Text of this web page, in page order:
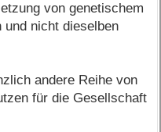
von genetischem
und nicht dieselben
andere Reihe von
für die Gesellschaft